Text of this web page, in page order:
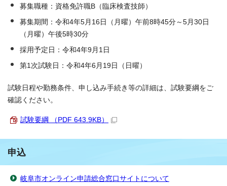
募集職種：資格免許職B（臨床検査技師）
募集期間：令和4年5月16日（月曜）午前8時45分～5月30日
（月曜）午後5時30分
採用予定日：令和4年9月1日
第1次試験日：令和4年6月19日（日曜）
試験日程や勤務条件、申し込み手続き等の詳細は、試験要綱をご
確認ください。
試験要綱 （PDF 643.9KB）
申込
岐阜市オンライン申請総合窓口サイトについて